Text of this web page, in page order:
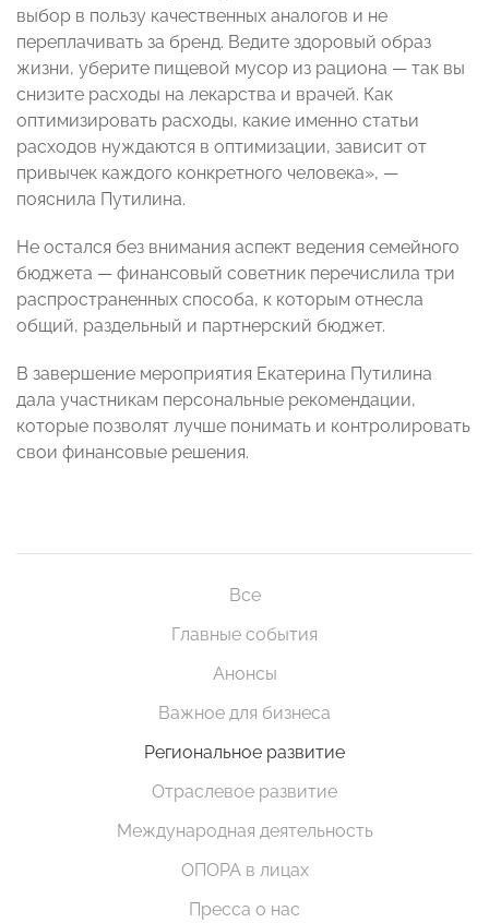
выбор в пользу качественных аналогов и не
переплачивать за бренд. Ведите здоровый образ
жизни, уберите пищевой мусор из рациона — так вы
снизите расходы на лекарства и врачей. Как
оптимизировать расходы, какие именно статьи
расходов нуждаются в оптимизации, зависит от
привычек каждого конкретного человека», —
пояснила Путилина.
Не остался без внимания аспект ведения семейного
бюджета — финансовый советник перечислила три
распространенных способа, к которым отнесла
общий, раздельный и партнерский бюджет.
В завершение мероприятия Екатерина Путилина
дала участникам персональные рекомендации,
которые позволят лучше понимать и контролировать
свои финансовые решения.
Все
Главные события
Анонсы
Важное для бизнеса
Региональное развитие
Отраслевое развитие
Международная деятельность
ОПОРА в лицах
Пресса о нас